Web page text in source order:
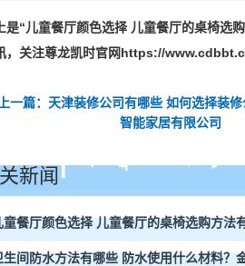
是“儿童餐厅颜色选择 儿童餐厅的桌椅选
，关注尊龙凯时官网https://
上一篇：天津装修公司有哪些 如何选择装
智能家居有限公司
新闻
童餐厅颜色选择 儿童餐厅的桌椅选购方法
生间防水方法有哪些 防水使用什么材料？